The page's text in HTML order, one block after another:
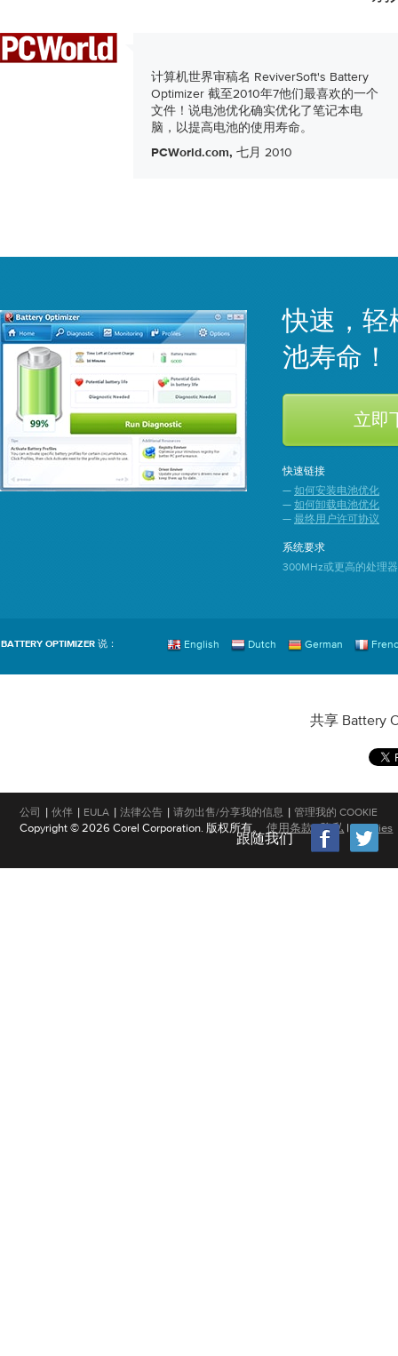
计算机世界审稿名 ReviverSoft's Battery
Optimizer 截至2010年7他们最喜欢的一个
文件！说电池优化确实优化了笔记本电
脑，以提高电池的使用寿命。
PCWorld.com, 七月 2010
快速，轻
池寿命！
快速链接
— 如何安装电池优化
— 如何卸载电池优化
— 最终用户许可协议
系统要求
300MHz或更高的处理
BATTERY OPTIMIZER 说： English Dutch German
共享 Battery
公司 | 伙伴 | EULA | 法律公告 | 请勿出售/分享我的信息 | 管理我的 COOKIE
Copyright © 2026 Corel Corporation. 版权所有。使用条款|隐私 |Cookies
跟随我们